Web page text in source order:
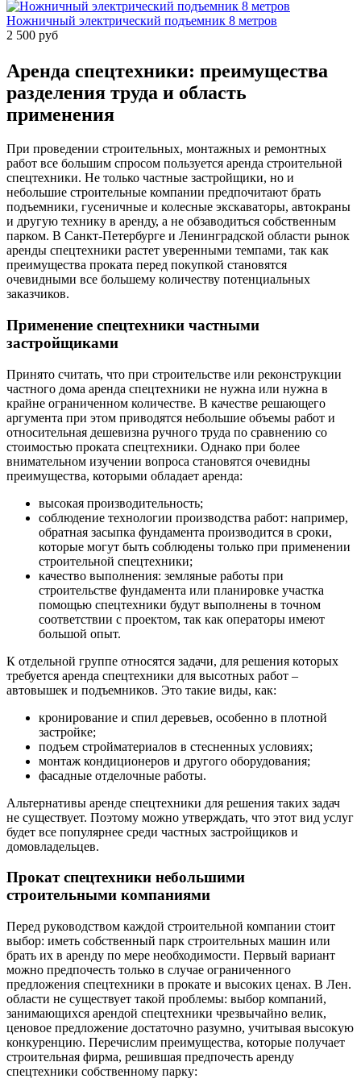
Ножничный электрический подъемник 8 метров
2 500 руб
Аренда спецтехники: преимущества
разделения труда и область
применения
При проведении строительных, монтажных и ремонтных
работ все большим спросом пользуется аренда строительной
спецтехники. Не только частные застройщики, но и
небольшие строительные компании предпочитают брать
подъемники, гусеничные и колесные экскаваторы, автокраны
и другую технику в аренду, а не обзаводиться собственным
парком. В Санкт-Петербурге и Ленинградской области рынок
аренды спецтехники растет уверенными темпами, так как
преимущества проката перед покупкой становятся
очевидными все большему количеству потенциальных
заказчиков.
Применение спецтехники частными
застройщиками
Принято считать, что при строительстве или реконструкции
частного дома аренда спецтехники не нужна или нужна в
крайне ограниченном количестве. В качестве решающего
аргумента при этом приводятся небольшие объемы работ и
относительная дешевизна ручного труда по сравнению со
стоимостью проката спецтехники. Однако при более
внимательном изучении вопроса становятся очевидны
преимущества, которыми обладает аренда:
высокая производительность;
соблюдение технологии производства работ: например,
обратная засыпка фундамента производится в сроки,
которые могут быть соблюдены только при применении
строительной спецтехники;
качество выполнения: земляные работы при
строительстве фундамента или планировке участка
помощью спецтехники будут выполнены в точном
соответствии с проектом, так как операторы имеют
большой опыт.
К отдельной группе относятся задачи, для решения которых
требуется аренда спецтехники для высотных работ –
автовышек и подъемников. Это такие виды, как:
кронирование и спил деревьев, особенно в плотной
застройке;
подъем стройматериалов в стесненных условиях;
монтаж кондиционеров и другого оборудования;
фасадные отделочные работы.
Альтернативы аренде спецтехники для решения таких задач
не существует. Поэтому можно утверждать, что этот вид услуг
будет все популярнее среди частных застройщиков и
домовладельцев.
Прокат спецтехники небольшими
строительными компаниями
Перед руководством каждой строительной компании стоит
выбор: иметь собственный парк строительных машин или
брать их в аренду по мере необходимости. Первый вариант
можно предпочесть только в случае ограниченного
предложения спецтехники в прокате и высоких ценах. В Лен.
области не существует такой проблемы: выбор компаний,
занимающихся арендой спецтехники чрезвычайно велик,
ценовое предложение достаточно разумно, учитывая высокую
конкуренцию. Перечислим преимущества, которые получает
строительная фирма, решившая предпочесть аренду
спецтехники собственному парку: